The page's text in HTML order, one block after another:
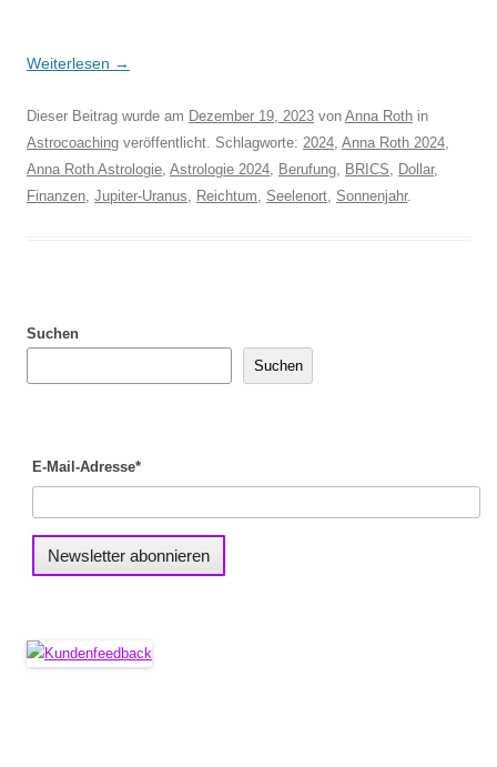
Weiterlesen →
Dieser Beitrag wurde am Dezember 19, 2023 von Anna Roth in
Astrocoaching veröffentlicht. Schlagworte: 2024, Anna Roth 2024,
Anna Roth Astrologie, Astrologie 2024, Berufung, BRICS, Dollar,
Finanzen, Jupiter-Uranus, Reichtum, Seelenort, Sonnenjahr.
Suchen
Suchen
E-Mail-Adresse*